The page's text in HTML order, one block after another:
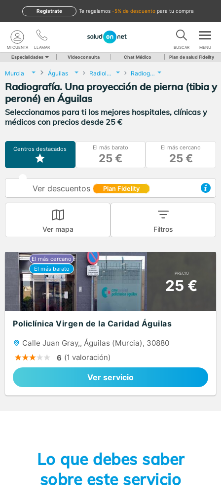
te regalamos -5% de descuento para tu compra
Regístrate
LLAMAR
MI CUENTA BUSCAR MENU
Especialidades Videoconsulta Chat Médico Plan de salud Fidelity
Murcia Águilas Radiología Radiografía. Una proyección de pierna (tibia y peroné)
Radiografía. Una proyección de pierna (tibia y
peroné) en Águilas
Seleccionamos para ti los mejores hospitales, clínicas y
médicos con precios desde 25 €
Centros destacados El más barato
25 €
El más cercano
25 €
Ver descuentos Plan Fidelity
Ver mapa Filtros
PRECIO
25 €
Policlínica Virgen de la Caridad Águilas
Calle Juan Gray,, Águilas (Murcia), 30880
6 (1 valoración)
Ver servicio
Lo que debes saber
sobre este servicio